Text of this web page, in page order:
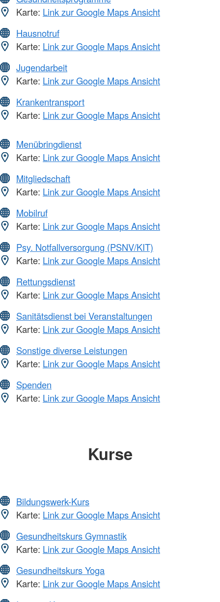
Karte: Link zur Google Maps Ansicht
Hausnotruf
Karte: Link zur Google Maps Ansicht
Jugendarbeit
Karte: Link zur Google Maps Ansicht
Krankentransport
Karte: Link zur Google Maps Ansicht
Menübringdienst
Karte: Link zur Google Maps Ansicht
Mitgliedschaft
Karte: Link zur Google Maps Ansicht
Mobilruf
Karte: Link zur Google Maps Ansicht
Psy. Notfallversorgung (PSNV/KIT)
Karte: Link zur Google Maps Ansicht
Rettungsdienst
Karte: Link zur Google Maps Ansicht
Sanitätsdienst bei Veranstaltungen
Karte: Link zur Google Maps Ansicht
Sonstige diverse Leistungen
Karte: Link zur Google Maps Ansicht
Spenden
Karte: Link zur Google Maps Ansicht
Kurse
Bildungswerk-Kurs
Karte: Link zur Google Maps Ansicht
Gesundheitskurs Gymnastik
Karte: Link zur Google Maps Ansicht
Gesundheitskurs Yoga
Karte: Link zur Google Maps Ansicht